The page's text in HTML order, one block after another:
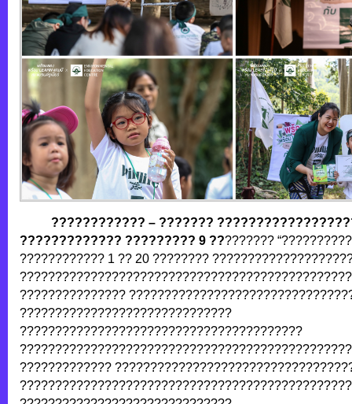
???????????? – ???????
????????????? ????????? 9 ?????????
???????????? 1 ?? 20 ????????
???????????????
??????????????????????????????
????????????????????????????????????????
?????????????